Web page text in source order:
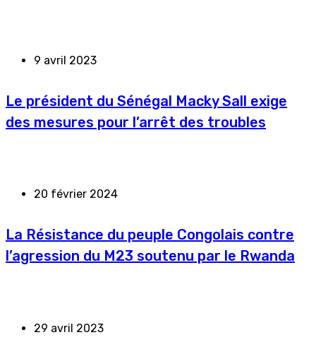
9 avril 2023
Le président du Sénégal Macky Sall exige
des mesures pour l’arrêt des troubles
20 février 2024
La Résistance du peuple Congolais contre
l’agression du M23 soutenu par le Rwanda
29 avril 2023